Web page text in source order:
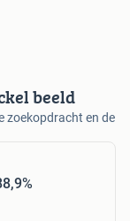
beeld
zoekopdracht en de